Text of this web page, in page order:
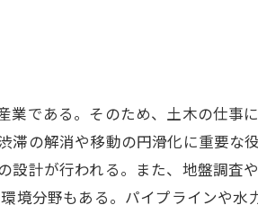
である。そのため、土木の仕事
の解消や移動の円滑化に重要な
計が行われる。また、地盤調査
境分野もある。パイプラインや